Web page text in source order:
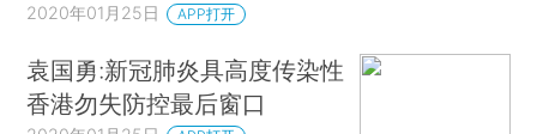
2020年01月25日 APP打开
袁国勇:新冠肺炎具高度传染性
香港勿失防控最后窗口